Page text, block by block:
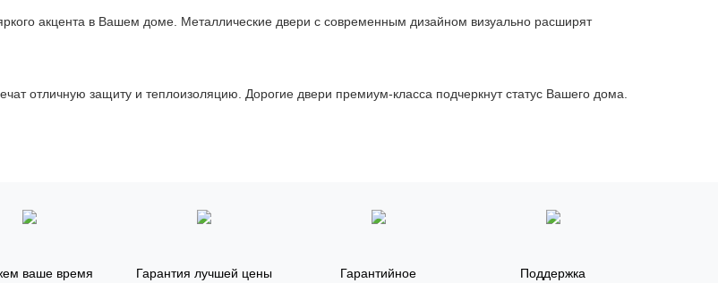
акцента в Вашем доме. Металлические двери с современным дизайном визуально расширят
отличную защиту и теплоизоляцию. Дорогие двери премиум-класса подчеркнут статус Вашего дома.
ваше время
Гарантия лучшей цены
Гарантийное
Поддержка